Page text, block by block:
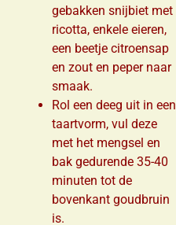
gebakken snijbiet met
ricotta, enkele eieren,
een beetje citroensap
en zout en peper naar
smaak.
Rol een deeg uit in een
taartvorm, vul deze
met het mengsel en
bak gedurende 35-40
minuten tot de
bovenkant goudbruin
is.